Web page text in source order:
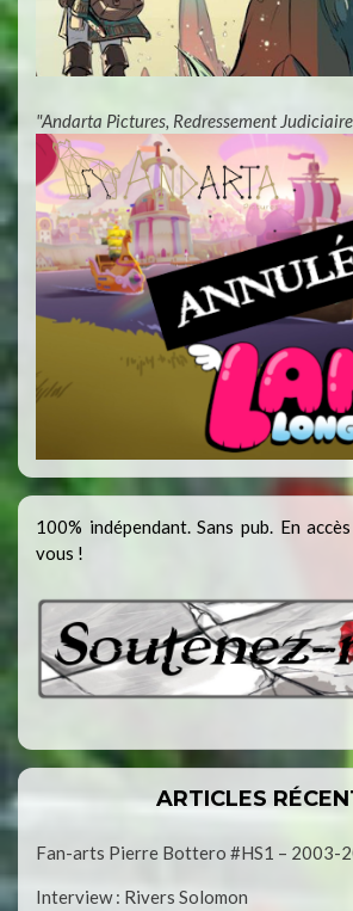
"Andarta Pictures, Redressement
100% indépendant. Sans pub. En
vous !
ARTICLES
Fan-arts Pierre Bottero #HS1 – 2003-
Interview : Rivers Solomon